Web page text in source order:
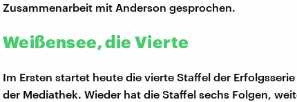
Zusammenarbeit mit Anderson gesprochen.
Weißensee, die Vierte
Im Ersten startet heute die vierte Staffel der
der Mediathek. Wieder hat die Staffel sechs Folgen,